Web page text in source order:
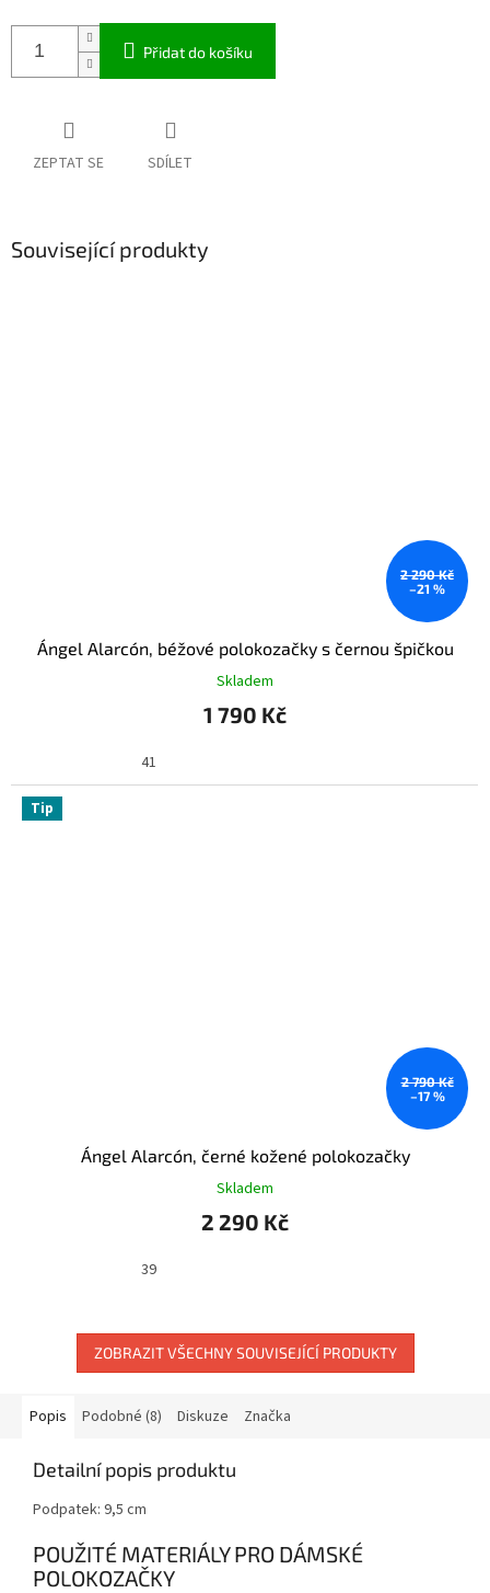
Přidat do košíku
ZEPTAT SE SDÍLET
Související produkty
2 290 Kč
–21 %
Ángel Alarcón, béžové polokozačky s černou špičkou
Skladem
1 790 Kč
41
Tip
2 790 Kč
–17 %
Ángel Alarcón, černé kožené polokozačky
Skladem
2 290 Kč
39
ZOBRAZIT VŠECHNY SOUVISEJÍCÍ PRODUKTY
Popis Podobné (8) Diskuze Značka
Detailní popis produktu
Podpatek: 9,5 cm
POUŽITÉ MATERIÁLY PRO DÁMSKÉ
POLOKOZAČKY